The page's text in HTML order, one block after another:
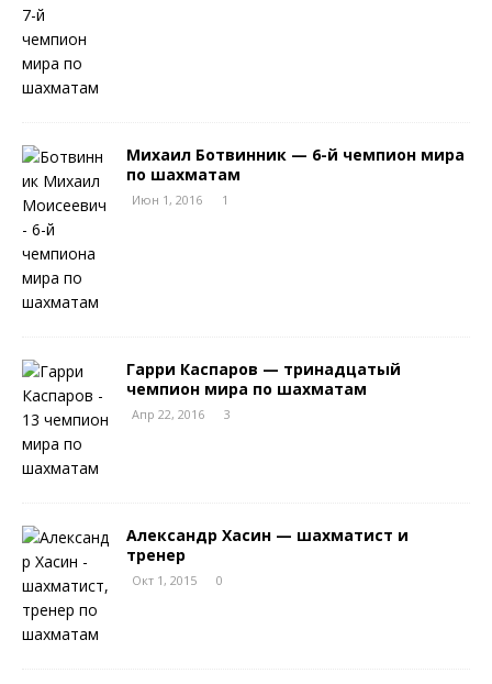
Михаил Ботвинник — 6-й чемпион мира
по шахматам
Июн 1, 2016 1
Гарри Каспаров — тринадцатый
чемпион мира по шахматам
Апр 22, 2016 3
Александр Хасин — шахматист и
тренер
Окт 1, 2015 0